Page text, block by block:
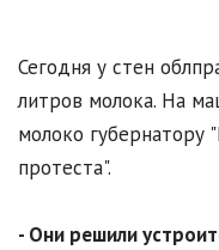
Сегодня у стен
литров молока. На
молоко губернатору
протеста".
- Они решили